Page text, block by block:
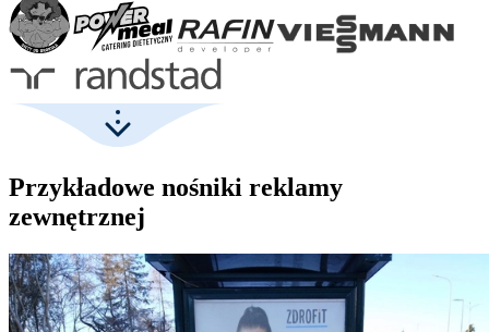
Przykładowe nośniki reklamy
zewnętrznej